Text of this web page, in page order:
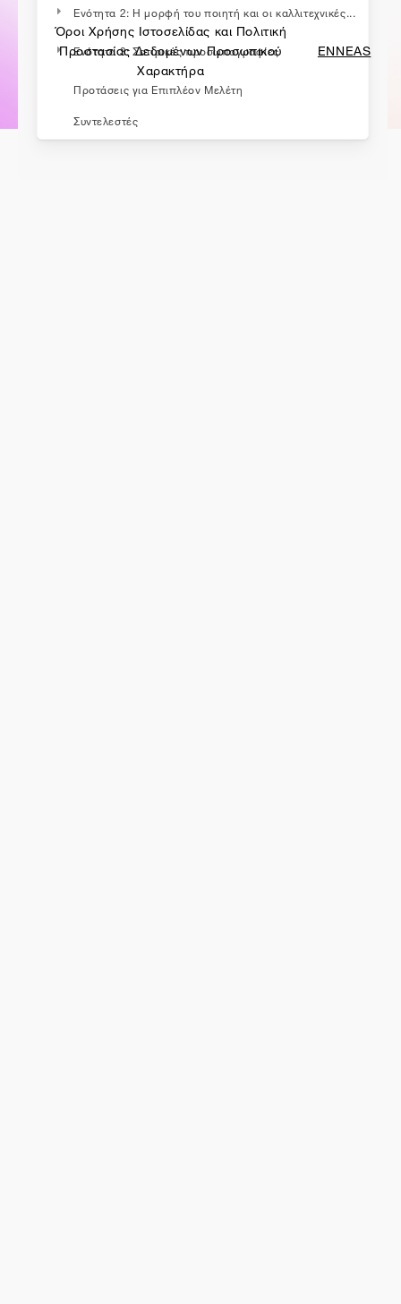
Ενότητα 2: Η μορφή του ποιητή και οι καλλιτεχνικές...
Ενότητα 3: Σατιρικές προσωπογραφίες
Προτάσεις για Επιπλέον Μελέτη
Συντελεστές
Όροι Χρήσης Ιστοσελίδας και Πολιτική
Προστασίας Δεδομένων Προσωπικού
Χαρακτήρα
ENNEAS